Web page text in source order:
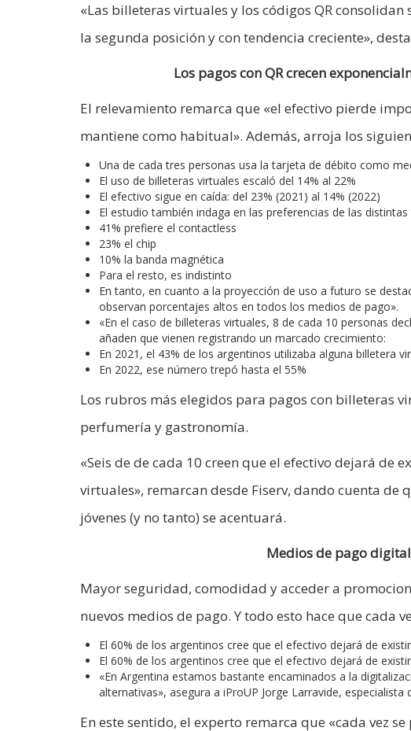
«Las billeteras virtuales y los códigos QR
la segunda posición y con tendencia creciente»,
Los pagos con QR crecen
El relevamiento remarca que «el efectivo pierde
mantiene como habitual». Además, arroja los
Una de cada tres personas usa la tarjeta de débito como
El uso de billeteras virtuales escaló del 14% al 22%
El efectivo sigue en caída: del 23% (2021) al 14% (2022)
El estudio también indaga en las preferencias de las
41% prefiere el contactless
23% el chip
10% la banda magnética
Para el resto, es indistinto
En tanto, en cuanto a la proyección de uso a futuro se
observan porcentajes altos en todos los medios de pago».
«En el caso de billeteras virtuales, 8 de cada 10 personas
añaden que vienen registrando un marcado crecimiento:
En 2021, el 43% de los argentinos utilizaba alguna billetera
En 2022, ese número trepó hasta el 55%
Los rubros más elegidos para pagos con billeteras
perfumería y gastronomía.
«Seis de de cada 10 creen que el efectivo dejará de
virtuales», remarcan desde Fiserv, dando cuenta de
jóvenes (y no tanto) se acentuará.
Medios de pago
Mayor seguridad, comodidad y acceder a
nuevos medios de pago. Y todo esto hace que cada
El 60% de los argentinos cree que el efectivo dejará de
El 60% de los argentinos cree que el efectivo dejará de
«En Argentina estamos bastante encaminados a la
alternativas», asegura a iProUP Jorge Larravide, especialista
En este sentido, el experto remarca que «cada vez